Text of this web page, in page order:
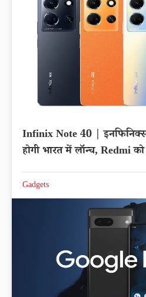
Infinix Note 40 |
होगी भारत में लॉन्च, Redmi
Gadgets